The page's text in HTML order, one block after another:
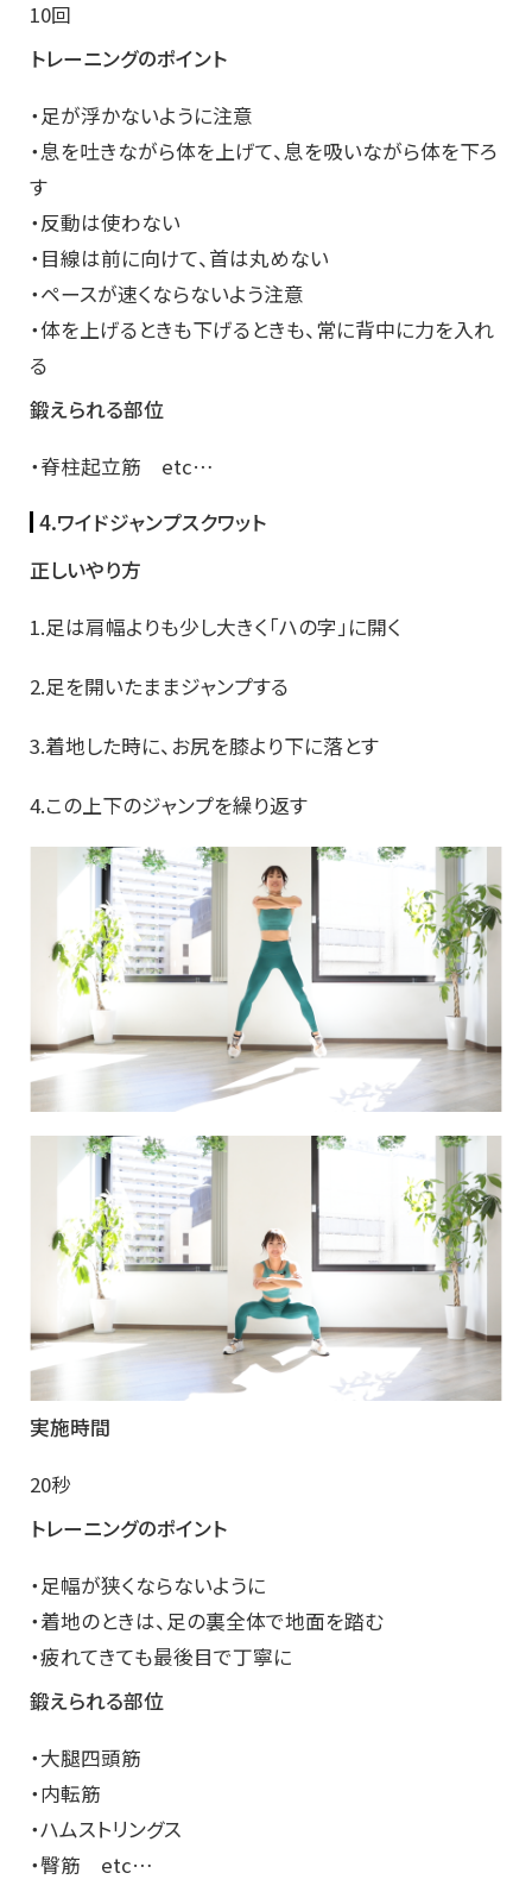
10回
トレーニングのポイント
・足が浮かないように注意
・息を吐きながら体を上げて、息を吸いながら体を下ろ
す
・反動は使わない
・目線は前に向けて、首は丸めない
・ペースが速くならないよう注意
・体を上げるときも下げるときも、常に背中に力を入れ
る
鍛えられる部位
・脊柱起立筋 etc…
4.ワイドジャンプスクワット
正しいやり方
1.足は肩幅よりも少し大きく「ハの字」に開く
2.足を開いたままジャンプする
3.着地した時に、お尻を膝より下に落とす
4.この上下のジャンプを繰り返す
実施時間
20秒
トレーニングのポイント
・足幅が狭くならないように
・着地のときは、足の裏全体で地面を踏む
・疲れてきても最後目で丁寧に
鍛えられる部位
・大腿四頭筋
・内転筋
・ハムストリングス
・臀筋 etc…